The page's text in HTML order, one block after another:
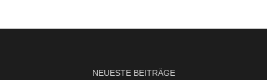
NEUESTE BEITRÄGE